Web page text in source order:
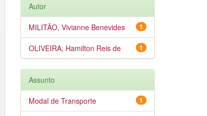
Autor
1
MILITÃO, Vivianne Benevides
1
OLIVEIRA, Hamilton Reis de
Assunto
1
Modal de Transporte